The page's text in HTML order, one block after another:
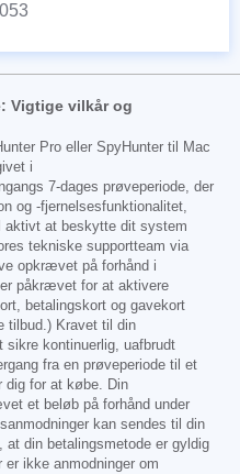
Vigtige vilkår og
Pro eller SpyHunter til Mac
i
7-dages prøveperiode, der
og -fjernelsesfunktionalitet,
aktivt at beskytte dit system
tekniske supportteam via
opkrævet på forhånd i
påkrævet for at aktivere
betalingskort og gavekort
tilbud.) Kravet til din
sikre kontinuerlig, uafbrudt
fra en prøveperiode til et
dig for at købe. Din
et beløb på forhånd under
kan sendes til din
din betalingsmetode er gyldig
er ikke anmodninger om